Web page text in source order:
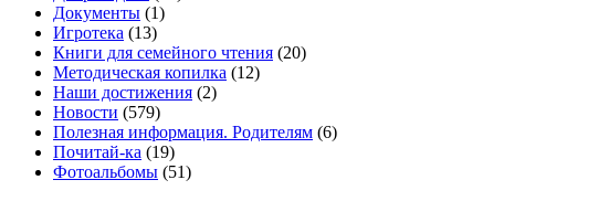
Документы (1)
Игротека (13)
Книги для семейного чтения (20)
Методическая копилка (12)
Наши достижения (2)
Новости (579)
Полезная информация. Родителям (6)
Почитай-ка (19)
Фотоальбомы (51)